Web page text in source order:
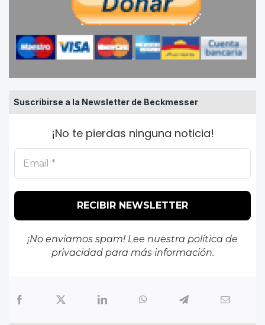
Suscribirse a la Newsletter de Beckmesser
¡No te pierdas ninguna noticia!
¡No enviamos spam! Lee nuestra política de
privacidadpara más información.